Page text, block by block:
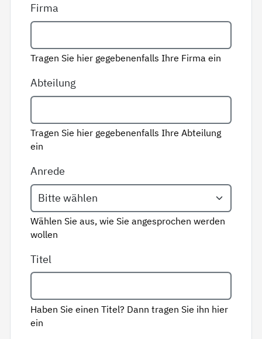
Firma
Tragen Sie hier gegebenenfalls Ihre Firma ein
Abteilung
Tragen Sie hier gegebenenfalls Ihre Abteilung
ein
Anrede
Wählen Sie aus, wie Sie angesprochen werden
wollen
Titel
Haben Sie einen Titel? Dann tragen Sie ihn hier
ein